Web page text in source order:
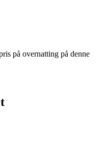
på overnatting på denne